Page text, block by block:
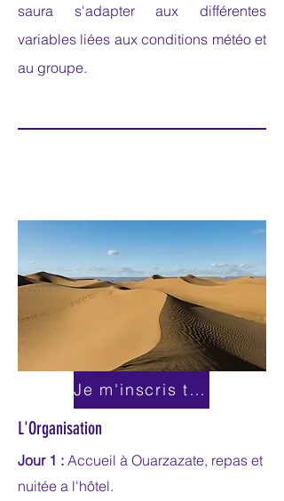
saura s'adapter aux différentes
variables liées aux conditions météo et
au groupe.
Je m'inscris tout de suite!
L'Organisation
Jour 1 : Accueil à Ouarzazate, repas et
nuitée a l'hôtel.